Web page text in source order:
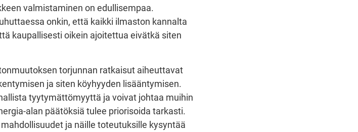
valmistaminen on edullisempaa.
onkin, että kaikki ilmaston kannalta
kaupallisesti oikein ajoitettua eivätkä siten
torjunnan ratkaisut aiheuttavat
ja siten köyhyyden lisääntymisen.
tyytymättömyyttä ja voivat johtaa muihin
alan päätöksiä tulee priorisoida tarkasti.
ja näille toteutuksille kysyntää